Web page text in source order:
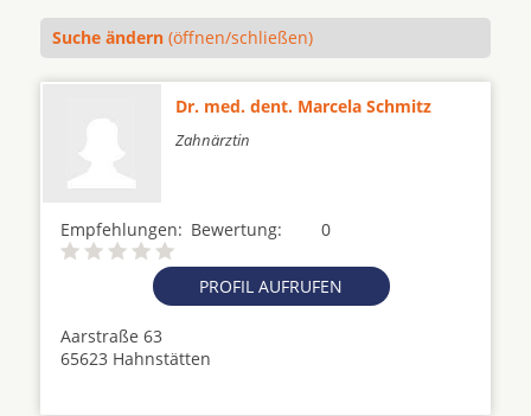
Suche ändern (öffnen/schließen)
Dr. med. dent. Marcela Schmitz
Zahnärztin
Empfehlungen: 0
Bewertung:
PROFIL AUFRUFEN
Aarstraße 63
65623 Hahnstätten